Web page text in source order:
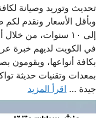
تحديث وتوريد وصيانة
وبأقل الأسعار ونقدم
إلى ١٠ سنوات، من
في الكويت لديهم خبرة
بكافة أنواعها، ويقومون
بمعدات وتقنيات حديثة
جيدة ... اقرأ المزيد